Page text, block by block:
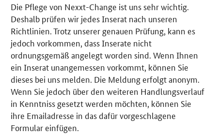
Die Pflege von Nexxt-Change ist uns sehr wichtig.
Deshalb prüfen wir jedes Inserat nach unseren
Richtlinien. Trotz unserer genauen Prüfung, kann es
jedoch vorkommen, dass Inserate nicht
ordnungsgemäß angelegt worden sind. Wenn Ihnen
ein Inserat unangemessen vorkommt, können Sie
dieses bei uns melden. Die Meldung erfolgt anonym.
Wenn Sie jedoch über den weiteren Handlungsverlauf
in Kenntniss gesetzt werden möchten, können Sie
ihre Emailadresse in das dafür vorgeschlagene
Formular einfügen.